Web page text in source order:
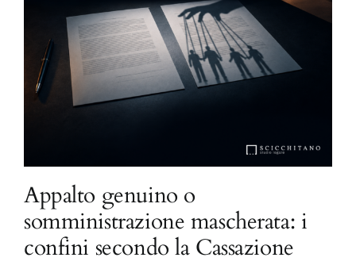
Appalto genuino o
somministrazione mascherata: i
confini secondo la Cassazione